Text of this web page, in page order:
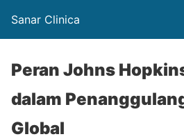
Sanar Clinica
Peran Johns
dalam
Global